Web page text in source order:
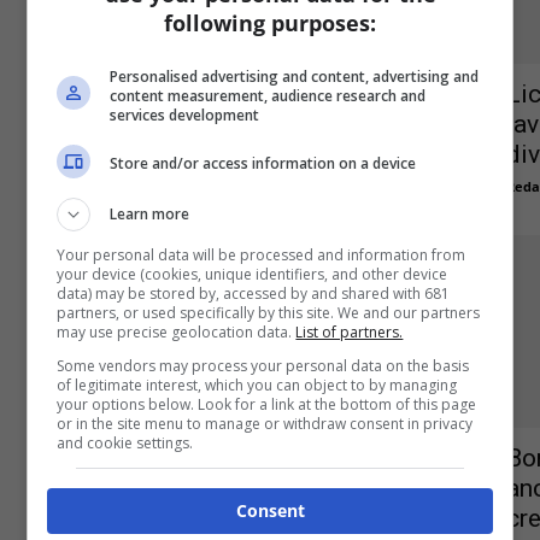
Appalto e somministrazione,
l’orientamento dei giudici dopo la
sentenza del CdS
Ticket licenziamenti, le istruzioni
INPS in caso di procedura
collettiva
following purposes:
Personalised advertising and content, advertising and
content measurement, audience research and
services development
Store and/or access information on a device
Learn more
Your personal data will be processed and information from
your device (cookies, unique identifiers, and other device
data) may be stored by, accessed by and shared with 681
partners, or used specifically by this site. We and our partners
may use precise geolocation data. List of partners.
Some vendors may process your personal data on the basis
of legitimate interest, which you can object to by managing
your options below. Look for a link at the bottom of this page
or in the site menu to manage or withdraw consent in privacy
and cookie settings.
Consent